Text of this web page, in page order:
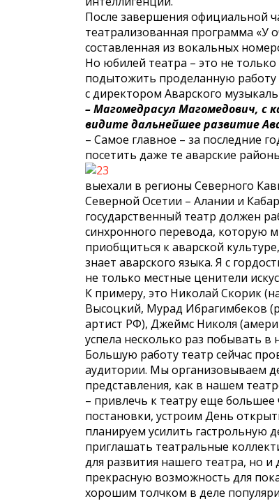
После завершения официальной
театрализованная программа «У
составленная из вокальных
Но юбилей театра – это не
подытожить проделанную
с директором Аварского
– Магомедрасул Магомедович, с
видите дальнейшее развитие
– Самое главное – за последние
посетить даже те аварские
выехали в регионы Северного
Северной Осетии – Алании и
государственный театр должен
синхронного перевода, которую
приобщиться к аварской
знает аварского языка. Я с
не только местные ценители
К примеру, это Николай Скорик
Высоцкий, Мурад Ибрагимбеков
артист РФ), Джеймс Николя
успела несколько раз побывать в
Большую работу театр сейчас
аудитории. Мы организовываем
представления, как в нашем
– привлечь к театру еще большее
постановки, устроим День
планируем усилить гастрольную
приглашать театральные
для развития нашего театра, но
прекрасную возможность для
хорошим толчком в деле